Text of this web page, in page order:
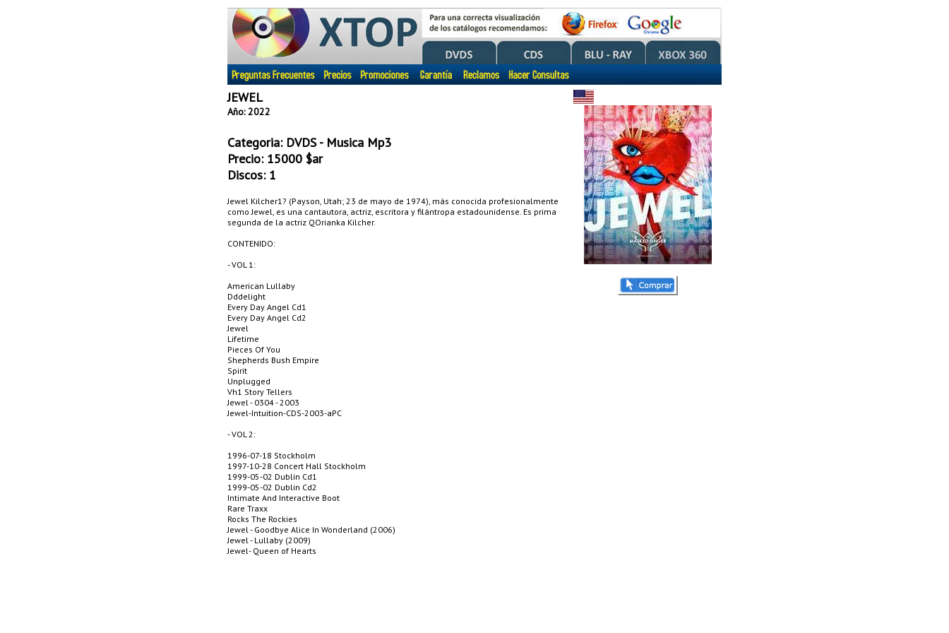
JEWEL
Año: 2022
Categoria: DVDS - Musica Mp3
Precio: 15000 $ar
Discos: 1
Jewel Kilcher1? (Payson, Utah; 23 de mayo de 1974), más conocida profesionalmente
como Jewel, es una cantautora, actriz, escritora y filántropa estadounidense. Es prima
segunda de la actriz QOrianka Kilcher.
CONTENIDO:
- VOL 1:
American Lullaby
Dddelight
Every Day Angel Cd1
Every Day Angel Cd2
Jewel
Lifetime
Pieces Of You
Shepherds Bush Empire
Spirit
Unplugged
Vh1 Story Tellers
Jewel - 0304 - 2003
Jewel-Intuition-CDS-2003-aPC
- VOL 2:
1996-07-18 Stockholm
1997-10-28 Concert Hall Stockholm
1999-05-02 Dublin Cd1
1999-05-02 Dublin Cd2
Intimate And Interactive Boot
Rare Traxx
Rocks The Rockies
Jewel - Goodbye Alice In Wonderland (2006)
Jewel - Lullaby (2009)
Jewel- Queen of Hearts